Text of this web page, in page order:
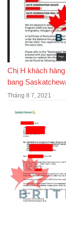
Chị H khách
bang
Tháng 8 7, 2021